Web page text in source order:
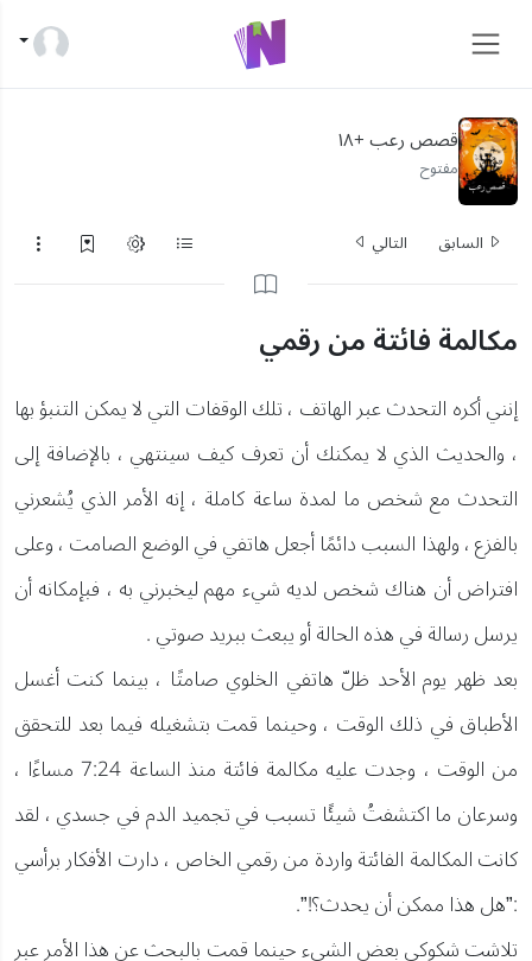
قصص رعب +١٨
مفتوح
السابق التالي
مكالمة فائتة من رقمي
إنني أكره التحدث عبر الهاتف ، تلك الوقفات التي لا يمكن التنبؤ بها
، والحديث الذي لا يمكنك أن تعرف كيف سينتهي ، بالإضافة إلى
التحدث مع شخص ما لمدة ساعة كاملة ، إنه الأمر الذي يُشعرني
بالفزع ، ولهذا السبب دائمًا أجعل هاتفي في الوضع الصامت ، وعلى
افتراض أن هناك شخص لديه شيء مهم ليخبرني به ، فبإمكانه أن
يرسل رسالة في هذه الحالة أو يبعث ببريد صوتي .
بعد ظهر يوم الأحد ظلّ هاتفي الخلوي صامتًا ، بينما كنت أغسل
الأطباق في ذلك الوقت ، وحينما قمت بتشغيله فيما بعد للتحقق
من الوقت ، وجدت عليه مكالمة فائتة منذ الساعة 7:24 مساءًا ،
وسرعان ما اكتشفتُ شيئًا تسبب في تجميد الدم في جسدي ، لقد
كانت المكالمة الفائتة واردة من رقمي الخاص ، دارت الأفكار برأسي
:”هل هذا ممكن أن يحدث؟!”.
تلاشت شكوكي بعض الشيء حينما قمت بالبحث عن هذا الأمر عبر